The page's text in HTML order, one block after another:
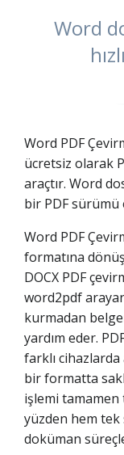
Word
Word PDF
ücretsiz olarak
araçtır. Word
bir PDF sürümü
Word PDF
formatına
DOCX PDF
word2pdf
kurmadan
yardım eder.
farklı
bir formatta
işlemi tamamen
yüzden hem
doküman